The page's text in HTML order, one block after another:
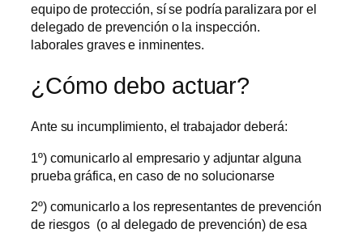
equipo de protección, sí se podría paralizara por el
delegado de prevención o la inspección.
laborales graves e inminentes.
¿Cómo debo actuar?
Ante su incumplimiento, el trabajador deberá:
1º) comunicarlo al empresario y adjuntar alguna
prueba gráfica, en caso de no solucionarse
2º) comunicarlo a los representantes de prevención
de riesgos (o al delegado de prevención) de esa